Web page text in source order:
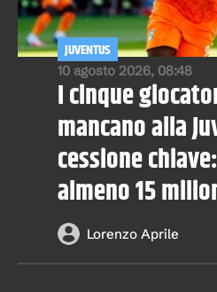
10 agosto 2026, 08:48
JUVENTUS
I cinque
mancano alla
cessione
almeno 15
Lorenzo Aprile